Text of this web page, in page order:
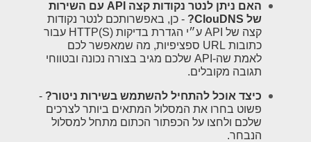
האם ניתן לנטר נקודות קצה API עם השירות
של ClouDNS?
- כן, באפשרותכם לנטר נקודות
קצה של API ע״י הגדרת בדיקות HTTP(S) עבור
כתובות URL ספציפיות, מה שמאפשר לכם
לאמת שה-API שלכם מגיב בצורה נכונה ובטווחי
תגובה מקובלים.
כיצד אוכל להתחיל להשתמש בשירות ניטור? -
פשוט בחרו את המסלול המתאים ביותר לצרכים
שלכם ולחצו על הכפתור הכתום מתחל למסלול
הנבחר.